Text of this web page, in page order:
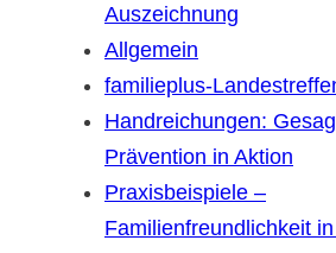
Auszeichnung
Allgemein
familieplus-
Handreichungen:
Prävention in Aktion
Praxisbeispiele –
Familienfreundlichkeit